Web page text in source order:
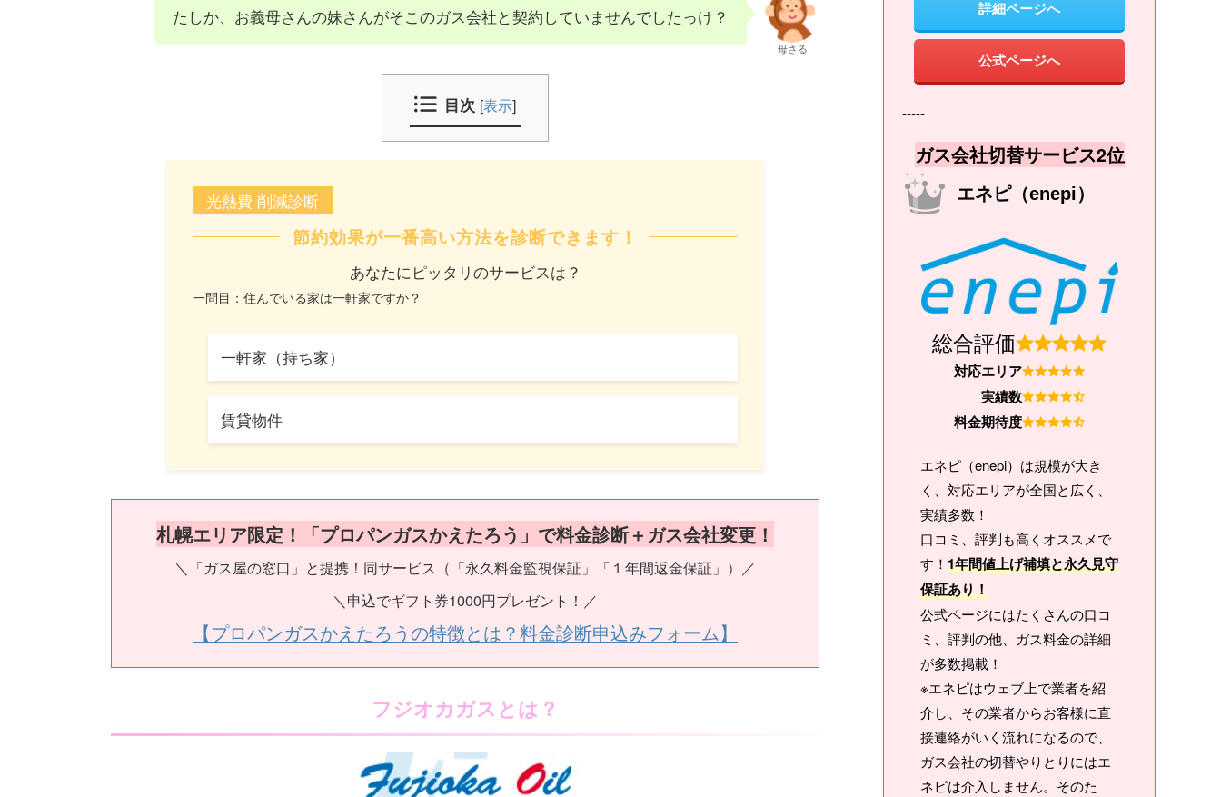
たしか、お義母さんの妹さんがそこのガス会社と契約していませんでしたっけ？
母さる
目次 [表示]
光熱費 削減診断
節約効果が一番高い方法を診断できます！
あなたにピッタリのサービスは？
一問目：住んでいる家は一軒家ですか？
一軒家（持ち家）
賃貸物件
札幌エリア限定！「プロパンガスかえたろう」で料金診断＋ガス会社変更！
＼「ガス屋の窓口」と提携！同サービス（「永久料金監視保証」「１年間返金保証」）／
＼申込でギフト券1000円プレゼント！／
【プロパンガスかえたろうの特徴とは？料金診断申込みフォーム】
フジオカガスとは？
詳細ページへ
公式ページへ
-----
ガス会社切替サービス2位
エネピ（enepi）
総合評価
対応エリア
実績数
料金期待度
エネピ（enepi）は規模が大き
く、対応エリアが全国と広く、
実績多数！
口コミ、評判も高くオススメで
す！ 1年間値上げ補填と永久見守
保証あり！
公式ページにはたくさんの口コ
ミ、評判の他、ガス料金の詳細
が多数掲載！
※エネピはウェブ上で業者を紹
介し、その業者からお客様に直
接連絡がいく流れになるので、
ガス会社の切替やりとりにはエ
ネピは介入しません。そのた